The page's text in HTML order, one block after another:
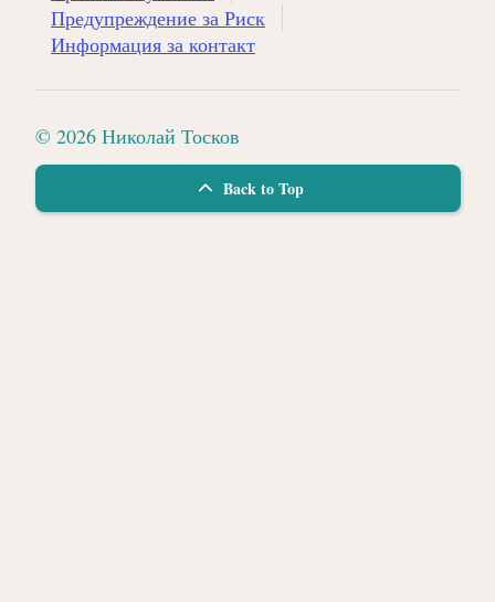
Предупреждение за Риск
Информация за контакт
© 2026 Николай Тосков
Back to Top